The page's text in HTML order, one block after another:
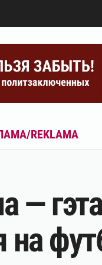
REKLAMA
—
на